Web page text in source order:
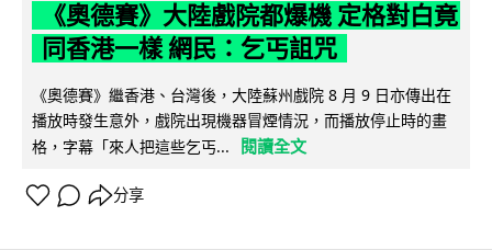
《奧德賽》大陸戲院都爆機 定格對白竟
同香港一樣 網民：乞丐詛咒
《奧德賽》繼香港、台灣後，大陸蘇州戲院 8 月 9 日亦傳出在
播放時發生意外，戲院出現機器冒煙情況，而播放停止時的畫
格，字幕「來人把這些乞丐...
閱讀全文
分享